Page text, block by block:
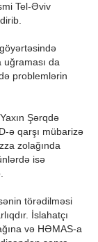
Tel-Əviv
da
problemlərin
Şərqdə
ə qarşı mübarizə
zolağında
isə
törədilməsi
İslahatçı
və HƏMAS-a